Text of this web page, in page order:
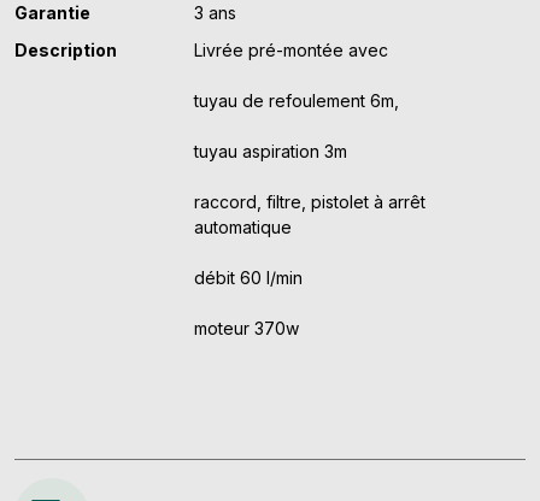
Garantie
3 ans
Description
Livrée pré-montée avec
tuyau de refoulement 6m,
tuyau aspiration 3m
raccord, filtre, pistolet à arrêt
automatique
débit 60 l/min
moteur 370w